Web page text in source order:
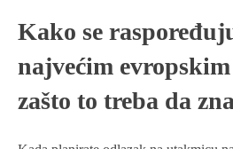
Kako se
najvećim
zašto to treba da